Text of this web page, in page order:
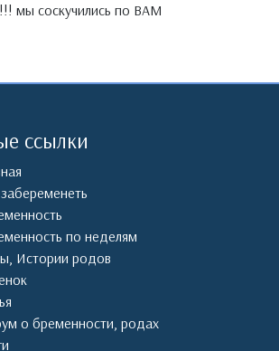
мы соскучились по ВАМ
ссылки
по неделям
, Истории родов
о бременности, родах